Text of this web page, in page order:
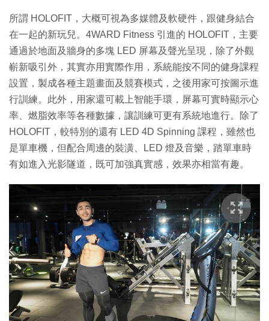
所謂 HOLOFIT，大概可視為多媒體及軟硬件，跟健身結合
在一起的新玩兒。4WARD Fitness 引進的 HOLOFIT，主要
通過於地面及牆身的多塊 LED 屏幕及聲光呈現，除了外觀
嶄新吸引外，其實亦用實際作用，系統能按不同的健身課程
設置，製成各種主題畫面及競賽模式，之後用家可按圖示進
行訓練。此外，用家還可載上智能手環，屏幕可實時顯示心
率、燃脂效率等各種數據，讓訓練可更有系統地進行。除了
HOLOFIT，較特別的還有 LED 4D Spinning 課程，雖然也
是單車機，但配合周邊的裝潢、LED 燈及音樂，踏單車時
有如進入光影隧道，既可加強真實感，效果亦相當有趣。